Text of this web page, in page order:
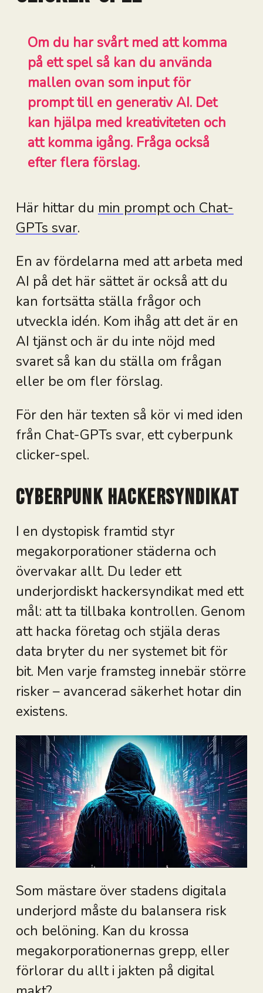
Om du har svårt med att komma
på ett spel så kan du använda
mallen ovan som input för
prompt till en generativ AI. Det
kan hjälpa med kreativiteten och
att komma igång. Fråga också
efter flera förslag.
Här hittar du min prompt och Chat-
GPTs svar.
En av fördelarna med att arbeta med
AI på det här sättet är också att du
kan fortsätta ställa frågor och
utveckla idén. Kom ihåg att det är en
AI tjänst och är du inte nöjd med
svaret så kan du ställa om frågan
eller be om fler förslag.
För den här texten så kör vi med iden
från Chat-GPTs svar, ett cyberpunk
clicker-spel.
Cyberpunk Hackersyndikat
I en dystopisk framtid styr
megakorporationer städerna och
övervakar allt. Du leder ett
underjordiskt hackersyndikat med ett
mål: att ta tillbaka kontrollen. Genom
att hacka företag och stjäla deras
data bryter du ner systemet bit för
bit. Men varje framsteg innebär större
risker – avancerad säkerhet hotar din
existens.
Som mästare över stadens digitala
underjord måste du balansera risk
och belöning. Kan du krossa
megakorporationernas grepp, eller
förlorar du allt i jakten på digital